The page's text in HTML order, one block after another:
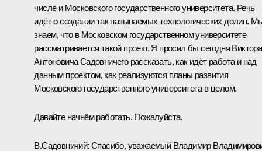
числе и Московского государственного университета. Речь
идёт о создании так называемых технологических долин.
знаем, что в Московском государственном университете
рассматривается такой проект. Я просил бы сегодня Виктора
Антоновича Садовничего рассказать, как идёт работа и над
данным проектом, как реализуются планы развития
Московского государственного университета в целом.
Давайте начнём работать. Пожалуйста.
В.Садовничий: Спасибо, уважаемый Владимир